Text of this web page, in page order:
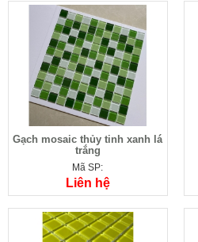
Gạch mosaic thủy tinh xanh lá
trắng
Mã SP:
Liên hệ